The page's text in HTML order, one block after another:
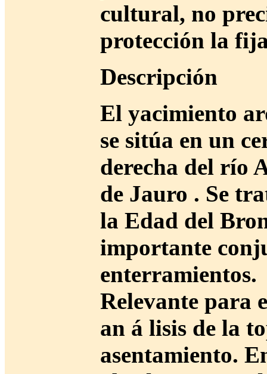
cultural, no
protección la
Descripción
El yacimiento
se sitúa en un
derecha del río
de Jauro . Se
la Edad del
importante
enterramientos.
Relevante para
an á lisis de la
asentamiento.